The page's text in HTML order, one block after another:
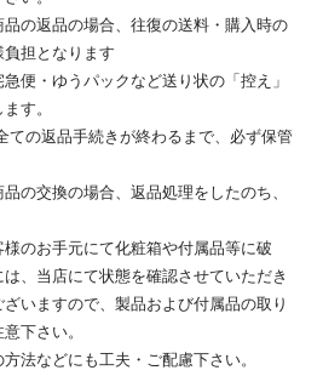
の返品の場合、往復の送料・購入時の
担となります
便・ゆうパックなど送り状の「控え」
す。
ての返品手続きが終わるまで、必ず保管
の交換の場合、返品処理をしたのち、
のお手元にて化粧箱や付属品等に破
、当店にて状態を確認させていただき
いますので、製品および付属品の取り
下さい。
法などにも工夫・ご配慮下さい。